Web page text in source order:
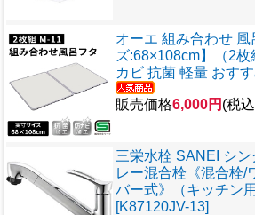
オーエ 組み合わせ 風
ズ:68×108cm】（2
カビ 抗菌 軽量 おす
販売価格6,000円 (税
三栄水栓 SANEI シ
レー混合栓《混合栓/
バー式》（キッチン
[K87120JV-13]